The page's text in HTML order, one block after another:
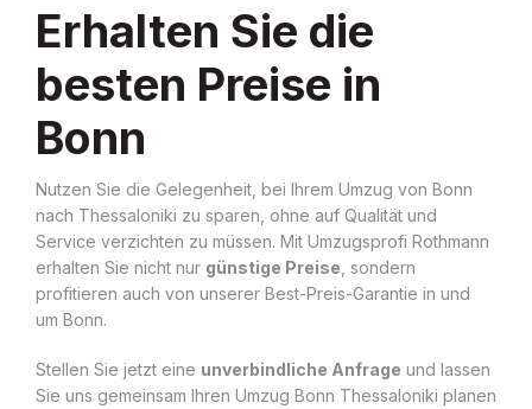
Erhalten Sie die
besten Preise in
Bonn
Nutzen Sie die Gelegenheit, bei Ihrem Umzug von Bonn
nach Thessaloniki zu sparen, ohne auf Qualität und
Service verzichten zu müssen. Mit Umzugsprofi Rothmann
erhalten Sie nicht nur günstige Preise , sondern
profitieren auch von unserer Best-Preis-Garantie in und
um Bonn.
Stellen Sie jetzt eine unverbindliche Anfrage und lassen
Sie uns gemeinsam Ihren Umzug Bonn Thessaloniki planen